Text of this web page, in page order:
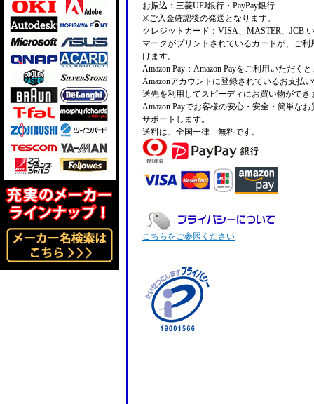
お振込：三菱UFJ銀行・PayPay銀行
※ご入金確認後の発送となります。
クレジットカード：VISA、MASTER、JCB
マークがプリントされているカードが、ご利
けます。
Amazon Pay：Amazon Payをご利用いただく
Amazonアカウントに登録されているお支払
送先を利用してスピーディにお買い物ができ
Amazon Payでお客様の安心・安全・簡単な
サポートします。
送料は、全国一律 無料です。
こちらをご参照ください